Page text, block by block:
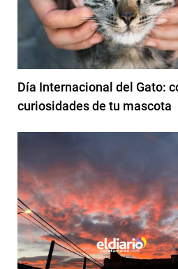
Día Internacional del Gato:
curiosidades de tu mascota